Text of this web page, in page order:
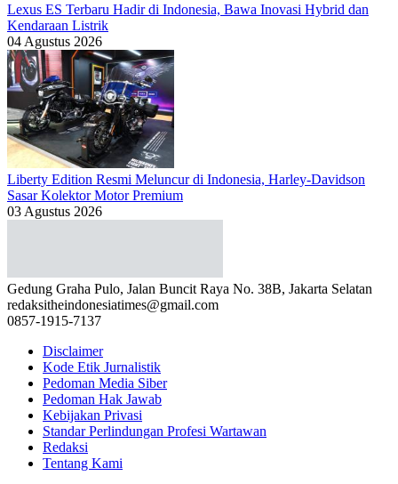
Lexus ES Terbaru Hadir di Indonesia, Bawa Inovasi Hybrid dan
Kendaraan Listrik
04 Agustus 2026
Liberty Edition Resmi Meluncur di Indonesia, Harley-Davidson
Sasar Kolektor Motor Premium
03 Agustus 2026
Gedung Graha Pulo, Jalan Buncit Raya No. 38B, Jakarta Selatan
redaksitheindonesiatimes@gmail.com
0857-1915-7137
Disclaimer
Kode Etik Jurnalistik
Pedoman Media Siber
Pedoman Hak Jawab
Kebijakan Privasi
Standar Perlindungan Profesi Wartawan
Redaksi
Tentang Kami